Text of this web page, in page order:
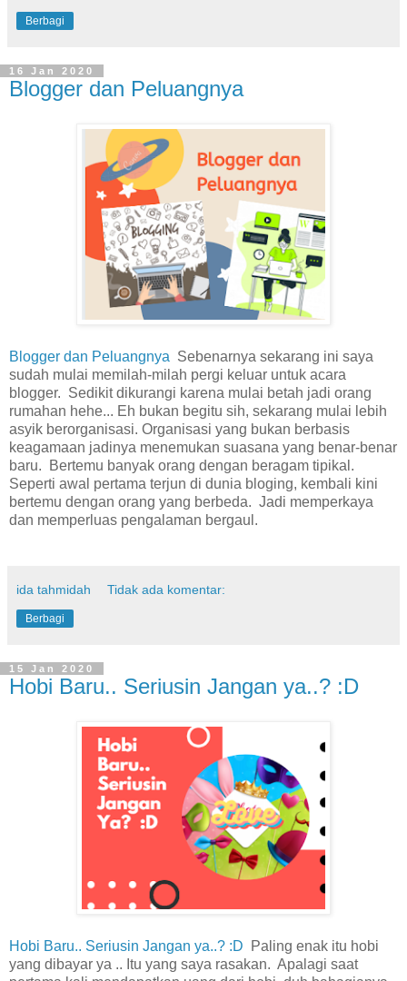
Berbagi
16 Jan 2020
Blogger dan Peluangnya
Blogger dan Peluangnya Sebenarnya sekarang ini saya
sudah mulai memilah-milah pergi keluar untuk acara
blogger. Sedikit dikurangi karena mulai betah jadi orang
rumahan hehe... Eh bukan begitu sih, sekarang mulai lebih
asyik berorganisasi. Organisasi yang bukan berbasis
keagamaan jadinya menemukan suasana yang benar-benar
baru. Bertemu banyak orang dengan beragam tipikal.
Seperti awal pertama terjun di dunia bloging, kembali kini
bertemu dengan orang yang berbeda. Jadi memperkaya
dan memperluas pengalaman bergaul.
ida tahmidah Tidak ada komentar:
Berbagi
15 Jan 2020
Hobi Baru.. Seriusin Jangan ya..? :D
Hobi Baru.. Seriusin Jangan ya..? :D Paling enak itu hobi
yang dibayar ya .. Itu yang saya rasakan. Apalagi saat